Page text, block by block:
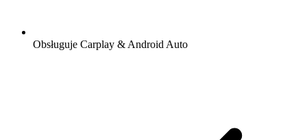
Obsługuje Carplay & Android Auto